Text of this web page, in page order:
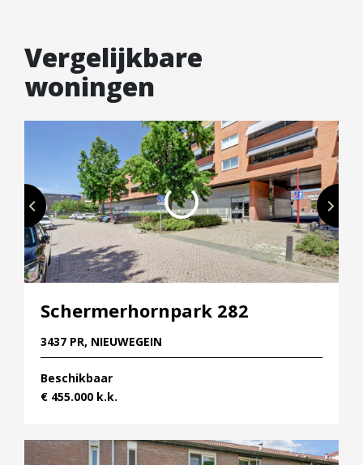
voorkeuren van young professionals, gezinnen
met kinderen en senioren. Er zijn 10 Poortwachters
en 40 Stadswachters, die met hun frisse,
parkachtige omgeving waarin ze staan.
Stadswachters zijn rond sfeervolle hofjes geplaatst,
en elke woning beschikt over een privétuin met een
houten berging achterin. Vanuit de woonkamer
heb je uitzicht op en direct toegang tot de tuin,
zodat je optimaal van het buitenleven kunt
genieten. Zoek je een unieke woonervaring, dan is
bovenwoning-indeling misschien wat voor jou.
Poortwachters hebben namelijk een woonkeuken
en een separate living. Elke woning beschikt over
een inpandige berging naast de voordeur en een
is volop ruimte voor ontmoetingen en
Vergelijkbare
woningen
Schermerhornpark 282
3437 PR, NIEUWEGEIN
Beschikbaar
€ 455.000 k.k.